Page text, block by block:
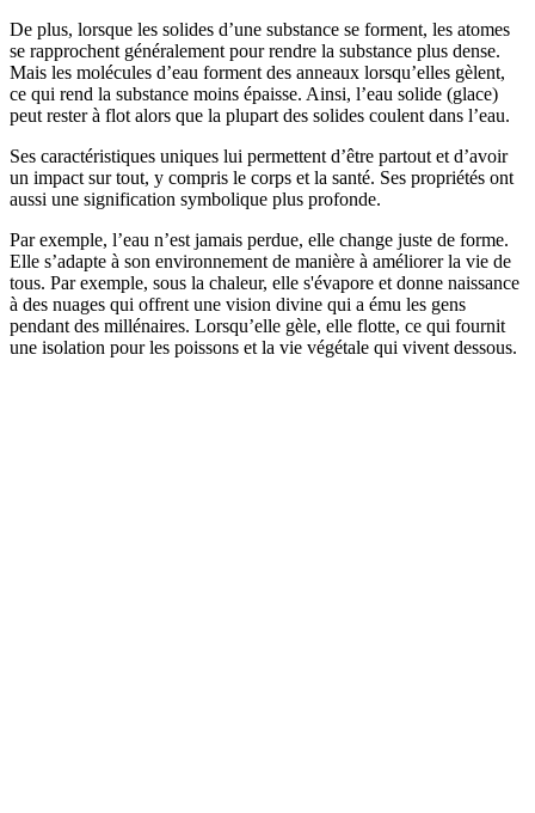
De plus, lorsque les solides d’une substance se forment, les atomes
se rapprochent généralement pour rendre la substance plus dense.
Mais les molécules d’eau forment des anneaux lorsqu’elles gèlent,
ce qui rend la substance moins épaisse. Ainsi, l’eau solide (glace)
peut rester à flot alors que la plupart des solides coulent dans l’eau.
Ses caractéristiques uniques lui permettent d’être partout et d’avoir
un impact sur tout, y compris le corps et la santé. Ses propriétés ont
aussi une signification symbolique plus profonde.
Par exemple, l’eau n’est jamais perdue, elle change juste de forme.
Elle s’adapte à son environnement de manière à améliorer la vie de
tous. Par exemple, sous la chaleur, elle s'évapore et donne naissance
à des nuages ​​qui offrent une vision divine qui a ému les gens
pendant des millénaires. Lorsqu’elle gèle, elle flotte, ce qui fournit
une isolation pour les poissons et la vie végétale qui vivent dessous.